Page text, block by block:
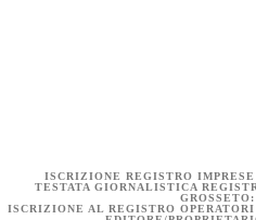
ISCRIZIONE REGISTRO
TESTATA GIORNALISTICA
ISCRIZIONE AL REGISTRO